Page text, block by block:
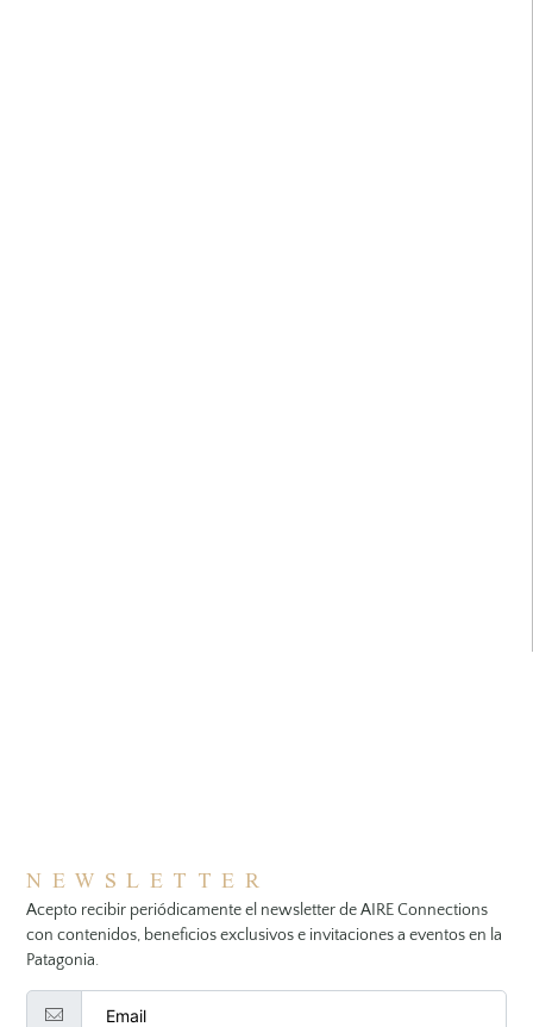
NEWSLETTER
Acepto recibir periódicamente el newsletter de AIRE Connections
con contenidos, beneficios exclusivos e invitaciones a eventos en la
Patagonia.